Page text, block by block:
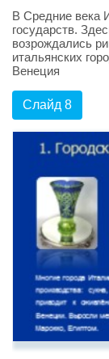
В Средние века
государств.
возрождались
итальянских
Венеция
Слайд 8